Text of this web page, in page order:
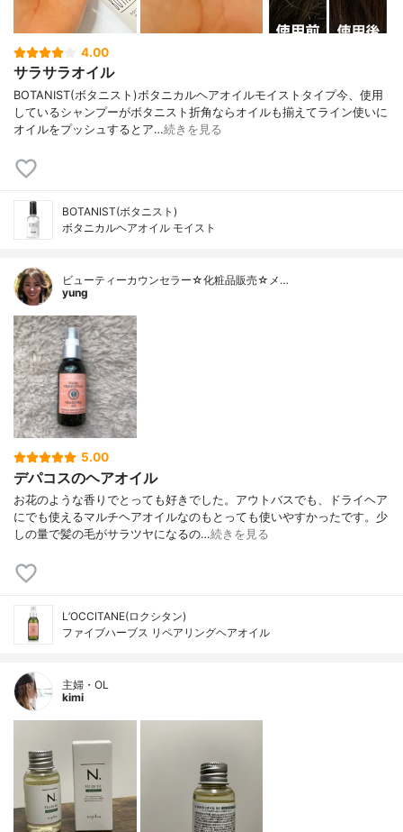
4.00
サラサラオイル
BOTANIST(ボタニスト)ボタニカルヘアオイルモイストタイプ今、使用
しているシャンプーがボタニスト折角ならオイルも揃えてライン使いに
オイルをプッシュするとア…続きを見る
BOTANIST(ボタニスト)
ボタニカルヘアオイル モイスト
ビューティーカウンセラー☆化粧品販売☆メ…
yung
5.00
デパコスのヘアオイル
お花のような香りでとっても好きでした。アウトバスでも、ドライヘア
にでも使えるマルチヘアオイルなのもとっても使いやすかったです。少
しの量で髪の毛がサラツヤになるの…続きを見る
L’OCCITANE(ロクシタン)
ファイブハーブス リペアリングヘアオイル
主婦・OL
kimi